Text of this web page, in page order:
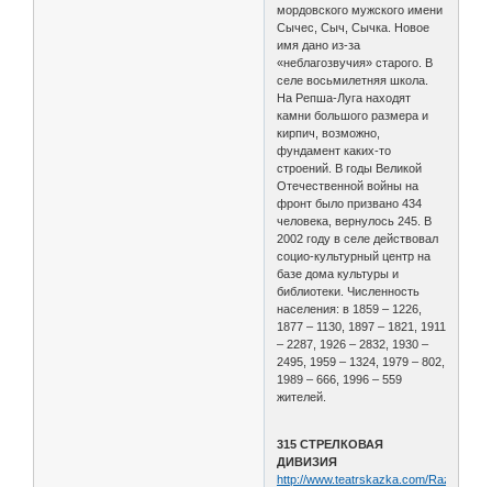
мордовского мужского имени
Сычес, Сыч, Сычка. Новое
имя дано из-за
«неблагозвучия» старого. В
селе восьмилетняя школа.
На Репша-Луга находят
камни большого размера и
кирпич, возможно,
фундамент каких-то
строений. В годы Великой
Отечественной войны на
фронт было призвано 434
человека, вернулось 245. В
2002 году в селе действовал
социо-культурный центр на
базе дома культуры и
библиотеки. Численность
населения: в 1859 – 1226,
1877 – 1130, 1897 – 1821, 1911
– 2287, 1926 – 2832, 1930 –
2495, 1959 – 1324, 1979 – 802,
1989 – 666, 1996 – 559
жителей.
315 СТРЕЛКОВАЯ
ДИВИЗИЯ
http://www.teatrskazka.com/Raznoe/